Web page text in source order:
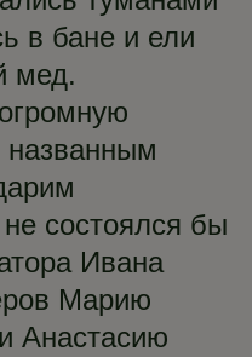
в бане и ели
мед.
названным
состоялся бы
Ивана
Марию
Анастасию